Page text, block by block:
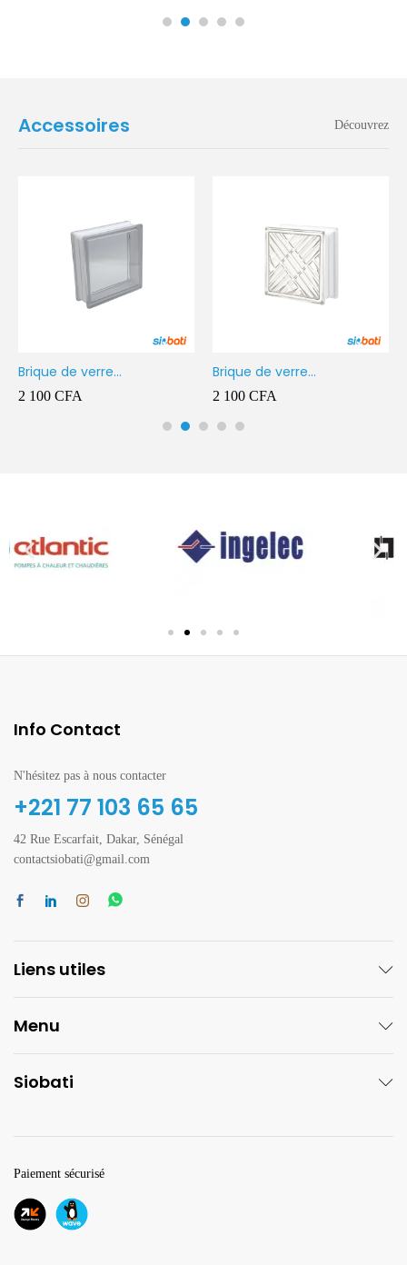
Accessoires Découvrez
Brique de verre
190X190X80MM Transparent
2 100 CFA
Brique de verre
190X190X80MM CROSS
2 100 CFA
Info Contact
N'hésitez pas à nous contacter
+221 77 103 65 65
42 Rue Escarfait, Dakar, Sénégal
contactsiobati@gmail.com
Liens utiles
Menu
Siobati
Paiement sécurisé